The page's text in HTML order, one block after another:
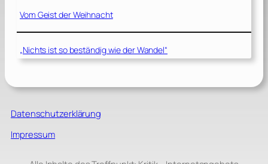
Vom Geist der Weihnacht
„Nichts ist so beständig wie der Wandel“
Datenschutzerklärung
Impressum